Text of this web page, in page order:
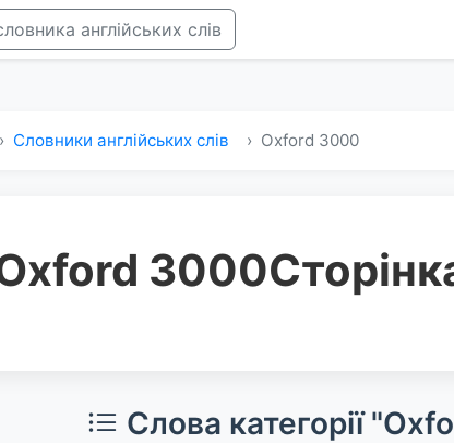
англійських слів
Словники англійських слів Oxford 3000
3000
Слова категорії